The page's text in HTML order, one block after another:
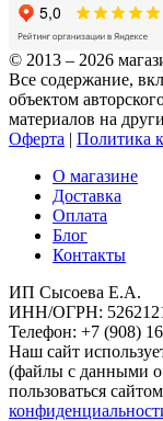
© 2013 – 2026
Все содержание,
объектом
материалов на
Оферта | Политика
О магазине
Доставка
Оплата
Блог
Контакты
ИП Сысоева Е.А.
ИНН/ОГРН:
Телефон: +7 (908)
Наш сайт
(файлы с данными
пользоваться